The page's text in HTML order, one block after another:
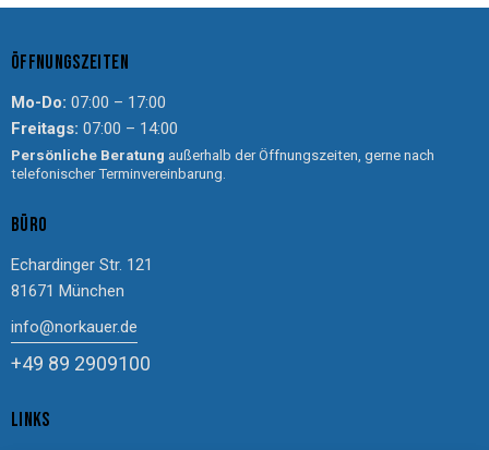
ÖFFNUNGSZEITEN
Mo-Do: 07:00 – 17:00
Freitags: 07:00 – 14:00
Persönliche Beratung außerhalb der Öffnungszeiten, gerne nach
telefonischer Terminvereinbarung.
BÜRO
Echardinger Str. 121
81671 München
info@norkauer.de
+49 89 2909100
LINKS